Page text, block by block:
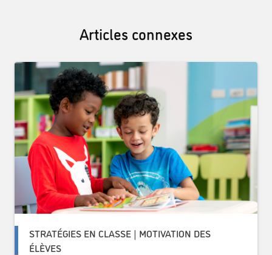
Articles connexes
STRATÉGIES EN CLASSE | MOTIVATION DES
ÉLÈVES